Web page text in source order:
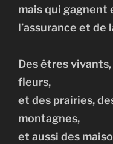
mais qui
l’assurance et de
Des êtres
fleurs,
et des prairies,
montagnes,
et aussi des